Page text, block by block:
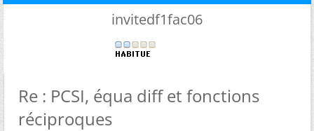
invitedf1fac06
Re : PCSI, équa diff et fonctions
réciproques